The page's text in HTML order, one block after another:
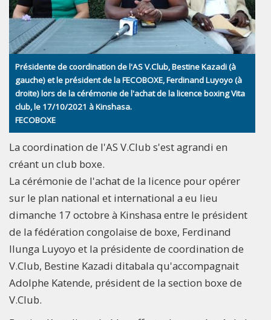
Présidente de coordination de l'AS V.Club, Bestine Kazadi (à
gauche) et le président de la FECOBOXE, Ferdinand Luyoyo (à
droite) lors de la cérémonie de l'achat de la licence boxing Vita
club, le 17/10/2021 à Kinshasa.
FECOBOXE
La coordination de l'AS V.Club s'est agrandi en
créant un club boxe.
La cérémonie de l'achat de la licence pour opérer
sur le plan national et international a eu lieu
dimanche 17 octobre à Kinshasa entre le président
de la fédération congolaise de boxe, Ferdinand
Ilunga Luyoyo et la présidente de coordination de
V.Club, Bestine Kazadi ditabala qu'accompagnait
Adolphe Katende, président de la section boxe de
V.Club.